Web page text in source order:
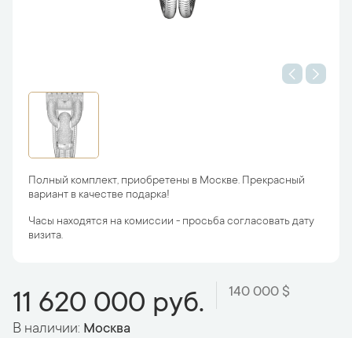
Полный комплект, приобретены в Москве. Прекрасный
вариант в качестве подарка!
Часы находятся на комиссии - просьба согласовать дату
визита.
11 620 000 руб. 140 000 $
В наличии: Москва